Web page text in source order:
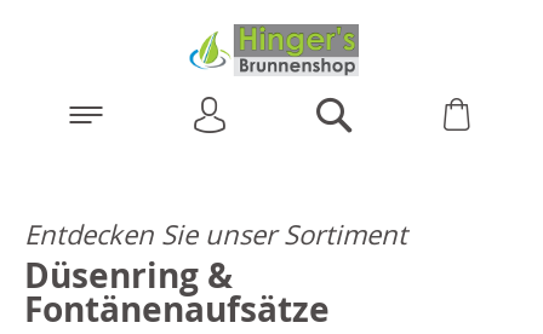
Entdecken Sie unser Sortiment
Düsenring &
Fontänenaufsätze